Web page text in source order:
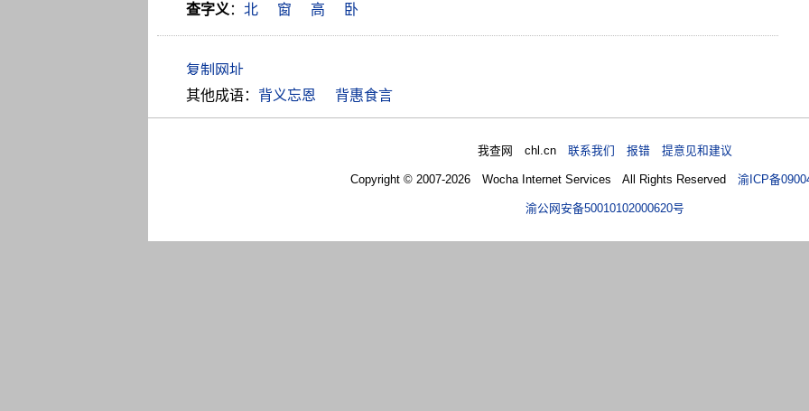
查字义： 北 窗 高 卧
其他成语： 背义忘恩 背惠食言
我查网 chl.cn联系我们 报错 提意见和建议
Copyright © 2007-2026 Wocha Internet Services All Rights Reserved渝ICP备
渝公网安备50010102000620号